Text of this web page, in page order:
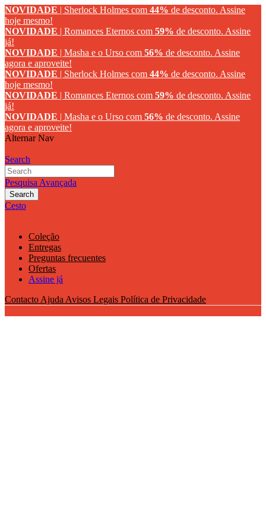
NOVIDADE | Sherlock Holmes com 44% de desconto. Assine
hoje mesmo!
NOVIDADE | Romances Eternos com 59% de desconto. Assine
já!
NOVIDADE | Masha e o Urso com 56% de desconto. Assine
agora e aproveite!
NOVIDADE | Sherlock Holmes com 44% de desconto. Assine
hoje mesmo!
NOVIDADE | Romances Eternos com 59% de desconto. Assine
já!
NOVIDADE | Masha e o Urso com 56% de desconto. Assine
agora e aproveite!
Alternar Nav
Search
Pesquisa Avançada
Search
Cesto
Coleção
Entregas
Preguntas frecuentes
Ofertas
Assine já
Contacto Ajuda Avisos Legais Política de Privacidade